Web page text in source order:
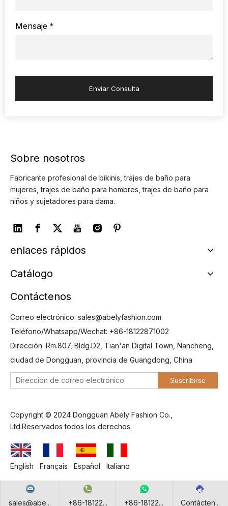
*
Mensaje
Enviar Consulta
Sobre nosotros
Fabricante profesional de bikinis, trajes de baño para
mujeres, trajes de baño para hombres, trajes de baño para
niños y sujetadores para dama.
enlaces rápidos
Catálogo
Contáctenos
sales@abe... +86-18122... +86-18122... Contácten...
Correo electrónico: sales@abelyfashion.com
Teléfono/Whatsapp/Wechat: +86-18122871002
Dirección: Rm.807, Bldg.D2, Tian'an Digital Town, Nancheng,
ciudad de Dongguan, provincia de Guangdong, China
Suscribirse
Copyright © 2024 Dongguan Abely Fashion Co.,
Ltd.Reservados todos los derechos.
English Français Español Italiano